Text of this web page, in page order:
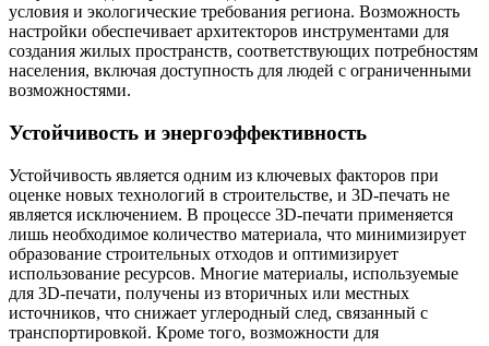
условия и экологические требования региона. Возможность
настройки обеспечивает архитекторов инструментами для
создания жилых пространств, соответствующих потребностям
населения, включая доступность для людей с ограниченными
возможностями.
Устойчивость и энергоэффективность
Устойчивость является одним из ключевых факторов при
оценке новых технологий в строительстве, и 3D-печать не
является исключением. В процессе 3D-печати применяется
лишь необходимое количество материала, что минимизирует
образование строительных отходов и оптимизирует
использование ресурсов. Многие материалы, используемые
для 3D-печати, получены из вторичных или местных
источников, что снижает углеродный след, связанный с
транспортировкой. Кроме того, возможности для